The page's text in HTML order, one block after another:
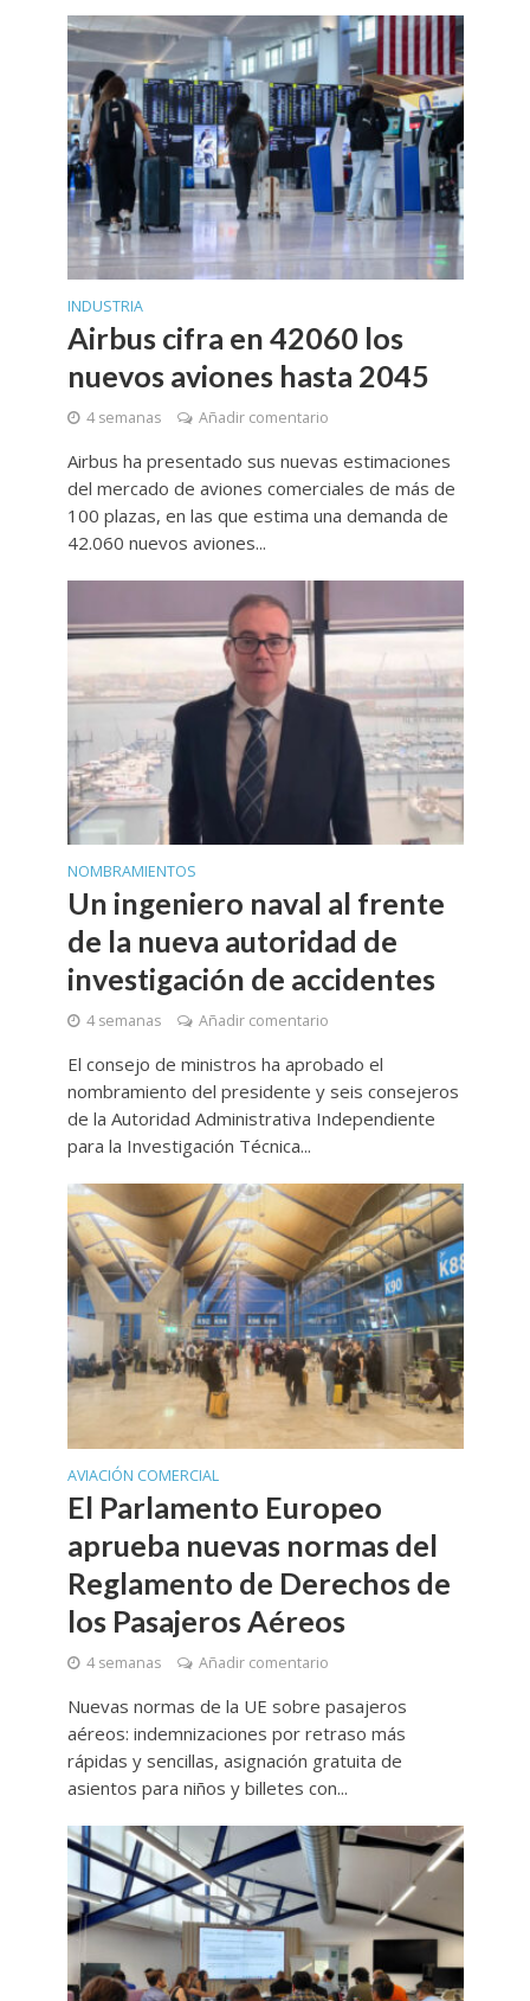
INDUSTRIA
Airbus cifra en 42060 los
nuevos aviones hasta 2045
4 semanas Añadir comentario
Airbus ha presentado sus nuevas estimaciones
del mercado de aviones comerciales de más de
100 plazas, en las que estima una demanda de
42.060 nuevos aviones...
NOMBRAMIENTOS
Un ingeniero naval al frente
de la nueva autoridad de
investigación de accidentes
4 semanas Añadir comentario
El consejo de ministros ha aprobado el
nombramiento del presidente y seis consejeros
de la Autoridad Administrativa Independiente
para la Investigación Técnica...
AVIACIÓN COMERCIAL
El Parlamento Europeo
aprueba nuevas normas del
Reglamento de Derechos de
los Pasajeros Aéreos
4 semanas Añadir comentario
Nuevas normas de la UE sobre pasajeros
aéreos: indemnizaciones por retraso más
rápidas y sencillas, asignación gratuita de
asientos para niños y billetes con...